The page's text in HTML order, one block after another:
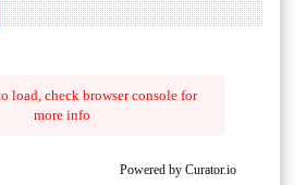
load, check browser console for
more info
Powered by Curator.io